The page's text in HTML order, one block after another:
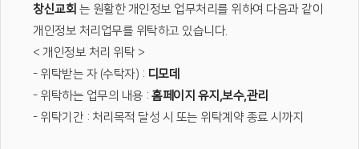
창신교회 는 원활한 개인정보 업무처리를 위하여 다음과 같이
개인정보 처리업무를 위탁하고 있습니다.
< 개인정보 처리 위탁 >
- 위탁받는 자 (수탁자) : 디모데
- 위탁하는 업무의 내용 : 홈페이지 유지,보수,관리
- 위탁기간 : 처리목적 달성 시 또는 위탁계약 종료 시까지